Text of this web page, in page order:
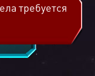
требуется